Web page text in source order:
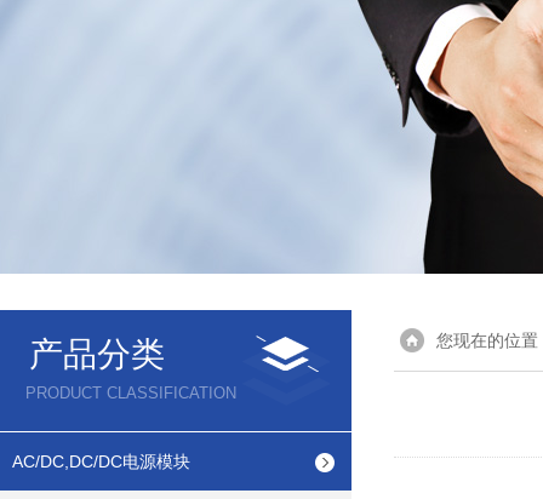
产品分类
PRODUCT CLASSIFICATION
AC/DC,DC/DC电源模块
您现在的位置